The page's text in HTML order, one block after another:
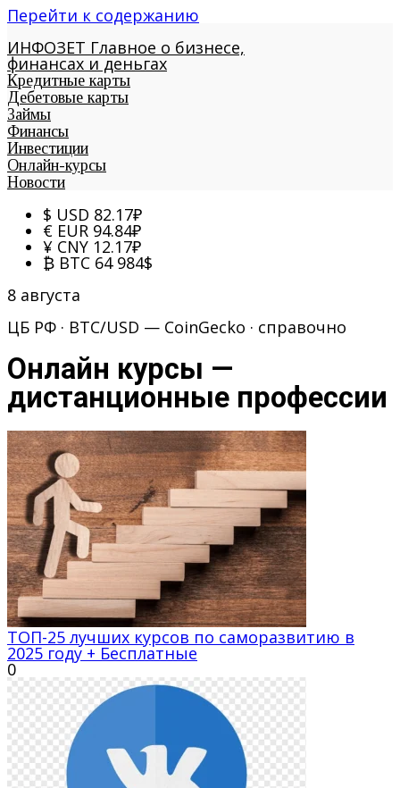
Перейти к содержанию
ИНФОЗЕТ Главное о бизнесе,
финансах и деньгах
Кредитные карты
Дебетовые карты
Займы
Финансы
Инвестиции
Онлайн-курсы
Новости
$ USD 82.17₽
€ EUR 94.84₽
¥ CNY 12.17₽
₿ BTC 64 984$
8 августа
ЦБ РФ · BTC/USD — CoinGecko · справочно
Онлайн курсы —
дистанционные профессии
ТОП-25 лучших курсов по саморазвитию в
2025 году + Бесплатные
0